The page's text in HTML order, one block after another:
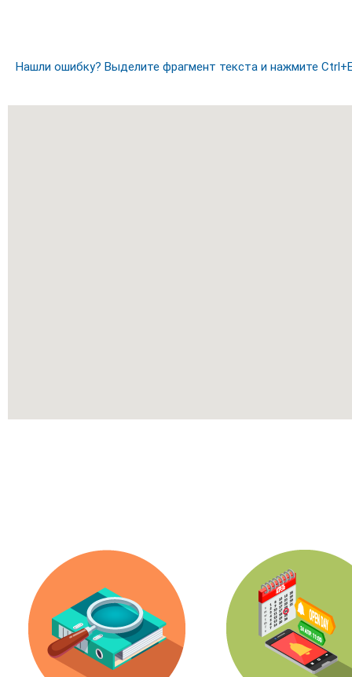
Нашли ошибку? Выделите фрагмент текста и нажмите